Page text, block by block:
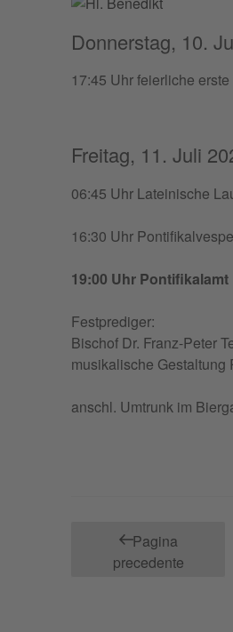
Donnerstag, 10.
17:45 Uhr feier­li­che
Freitag, 11. Juli
06:45 Uhr Latei­ni­sche
16:30 Uhr
19:00 Uhr Pontifikalamt
Fest­pre­di­ger:
Bischof Dr. Franz-Peter
musi­ka­li­sche Gestal­tung
anschl. Umtrunk im
Paginazione
degli
Pagina
precedente